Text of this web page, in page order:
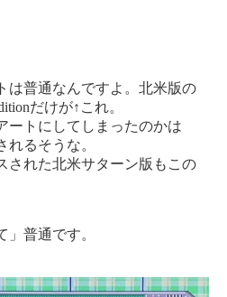
は普通なんですよ。北米版の
だけが↑これ。
ートにしてしまったのかは
るそうな。
された北米サターン版もこの
普通です。